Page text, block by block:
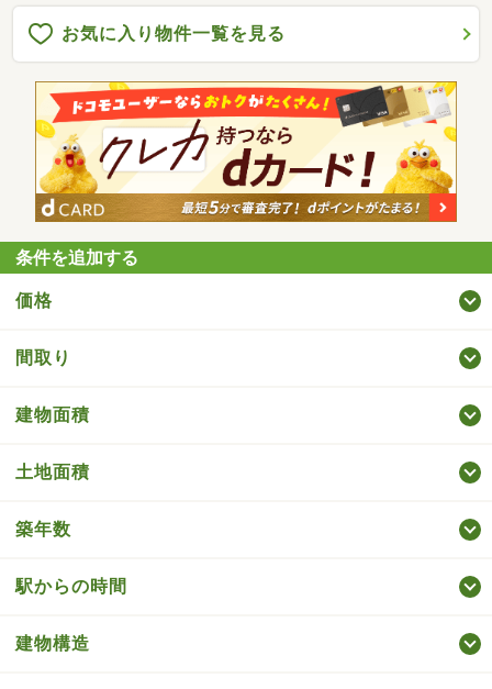
お気に入り物件一覧を見る
条件を追加する
価格
間取り
建物面積
土地面積
築年数
駅からの時間
建物構造